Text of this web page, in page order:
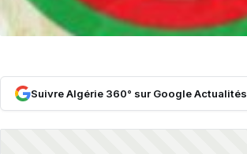
Suivre Algérie 360° sur Google Actualités